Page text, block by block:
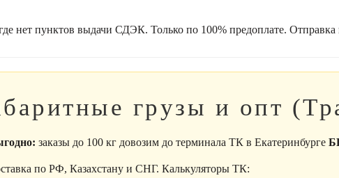
нет пунктов выдачи СДЭК. Только по 100% предоплате.
грузы и опт
заказы до 100 кг довозим до терминала ТК в Екатеринбурге
по РФ, Казахстану и СНГ. Калькуляторы ТК: